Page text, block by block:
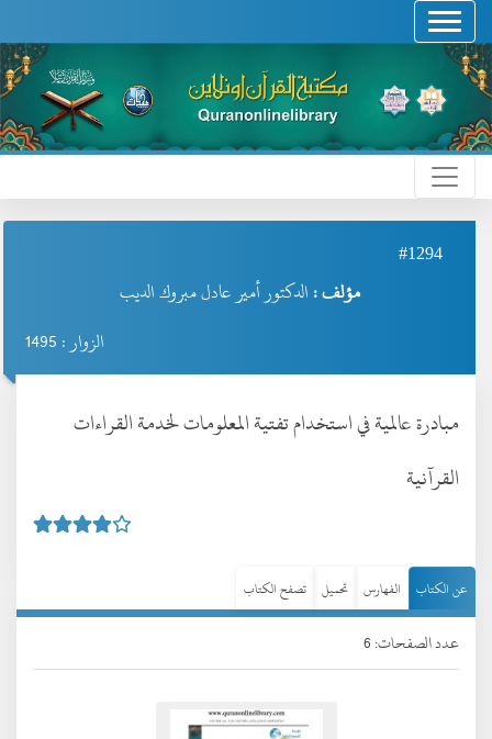
#1294
مؤلف : الدكتور أمير عادل مبروك الديب
الزوار : 1495
مبادرة عالمية في استخدام تفتية المعلومات لخدمة القراءات
القرآنية
عن الكتاب الفهارس تحميل تصفح الكتاب
عدد الصفحات: 6